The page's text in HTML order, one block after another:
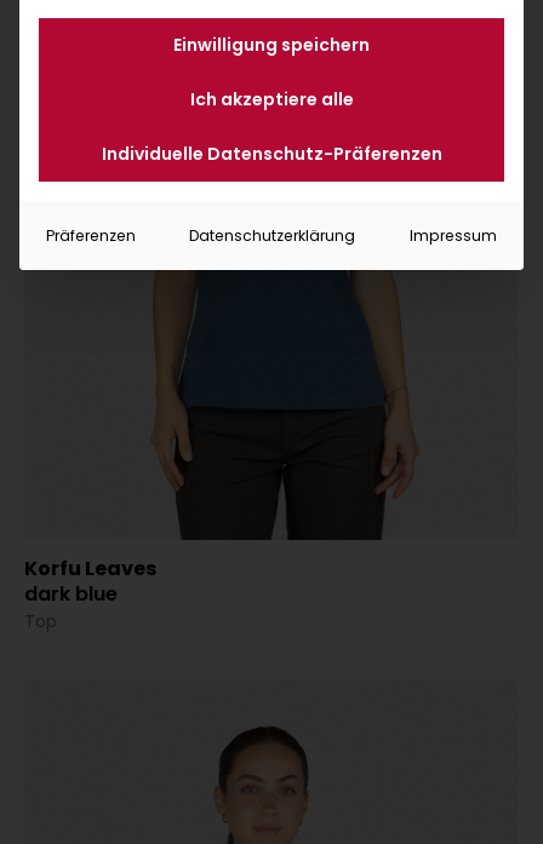
Korfu Leaves
dark blue
Top
Einwilligung speichern
Ich akzeptiere alle
Individuelle Datenschutz-Präferenzen
Präferenzen Datenschutzerklärung Impressum